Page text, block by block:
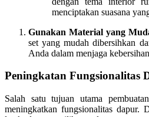
menciptakan suasana
Gunakan Material yang
set yang mudah dibersihkan
Anda dalam menjaga
Peningkatan Fungsionalitas
Salah satu tujuan utama
meningkatkan fungsionalitas dapur.